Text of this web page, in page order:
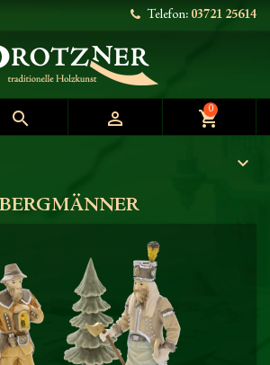
Telefon: 03721 25614
  shopping_cart
0
BERGMÄNNER